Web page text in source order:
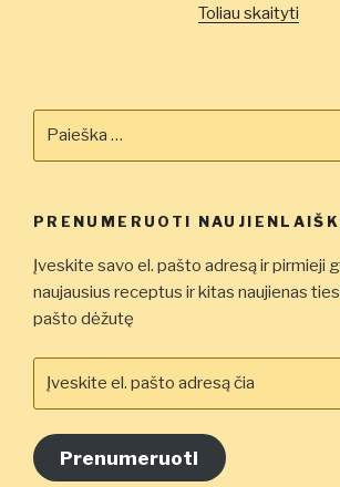
Toliau skaityti„Trinta
PRENUMERUOTI
Įveskite savo el. pašto adresą ir pirmieji
naujausius receptus ir kitas naujienas
pašto dėžutę
el.
adresą
čia
Prenumeruoti